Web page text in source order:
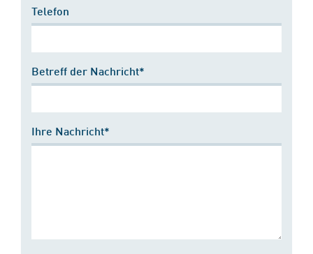
Telefon
Betreff der Nachricht*
Ihre Nachricht*